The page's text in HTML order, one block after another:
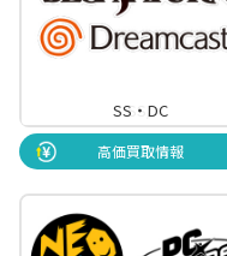
SS/
SS・DC
高価買取情報